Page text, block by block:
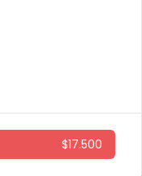
morado, zanahoria,
$17.500